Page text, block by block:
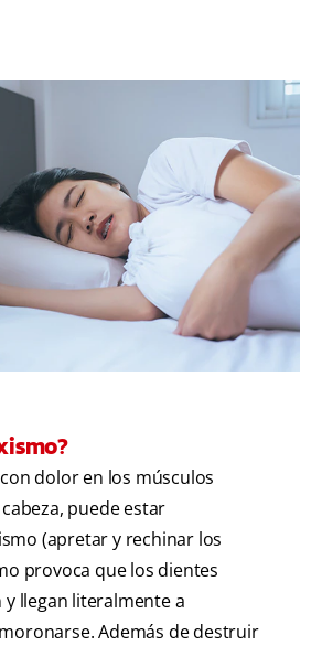
PROMOCIONES
NI (ES)
SUSCRÍBASE
dolor en los músculos
puede estar
(apretar y rechinar los
provoca que los dientes
llegan literalmente a
Además de destruir